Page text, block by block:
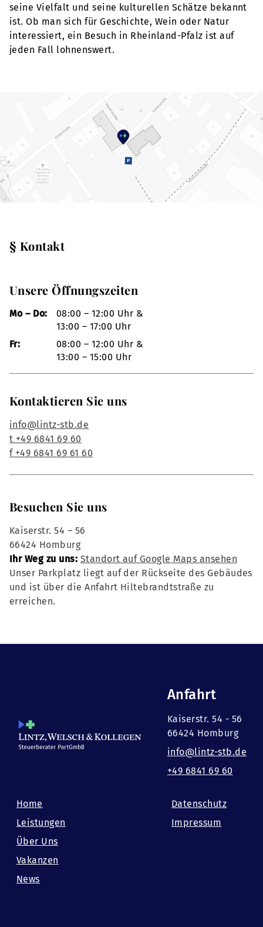
seine Vielfalt und seine kulturellen Schätze bekannt
ist. Ob man sich für Geschichte, Wein oder Natur
interessiert, ein Besuch in Rheinland-Pfalz ist auf
jeden Fall lohnenswert.
§ Kontakt
Unsere Öffnungszeiten
Mo – Do:
08:00 – 12:00 Uhr &
13:00 – 17:00 Uhr
Fr:
08:00 – 12:00 Uhr &
13:00 – 15:00 Uhr
Kontaktieren Sie uns
info@lintz-stb.de
t +49 6841 69 60
f +49 6841 69 61 60
Besuchen Sie uns
Kaiserstr. 54 – 56
66424 Homburg
Ihr Weg zu uns: Standort auf Google Maps ansehen
Unser Parkplatz liegt auf der Rückseite des Gebäudes
und ist über die Anfahrt Hiltebrandtstraße zu
erreichen.
Anfahrt
Kaiserstr. 54 - 56
66424 Homburg
info@lintz-stb.de
+49 6841 69 60
Home
Leistungen
Über Uns
Vakanzen
News
Datenschutz
Impressum